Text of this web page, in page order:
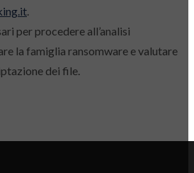
.
per procedere all’analisi
la famiglia ransomware e valutare
dei file.